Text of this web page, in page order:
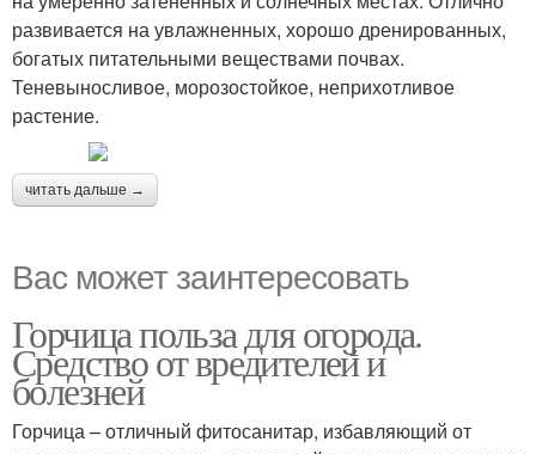
развивается на увлажненных, хорошо дренированных,
богатых питательными веществами почвах.
Теневыносливое, морозостойкое, неприхотливое
растение.
читать дальше →
Вас может заинтересовать
Горчица польза для огорода.
Средство от вредителей и
болезней
Горчица – отличный фитосанитар, избавляющий от